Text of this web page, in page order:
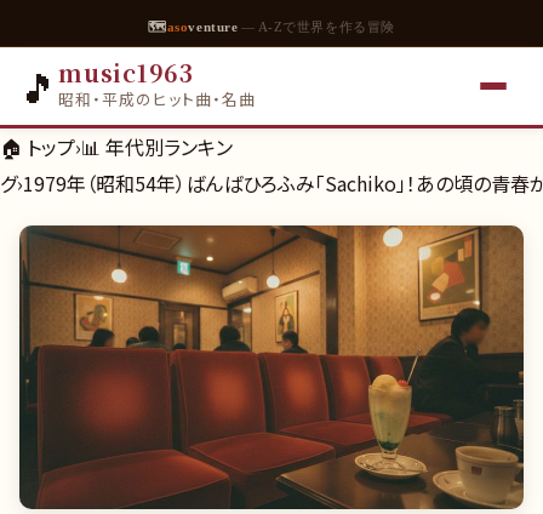
🗺asoventure — A-Zで世界を作る冒険
🎵 music1963
昭和・平成のヒット曲・名曲
🏠 トップ›📊 年代別ランキン
グ›1979年（昭和54年）ばんばひろふみ「Sachiko」！あの頃の青